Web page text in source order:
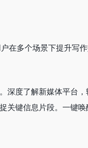
在多个场景下提升写作
深度了解新媒体平台
关键信息片段。一键